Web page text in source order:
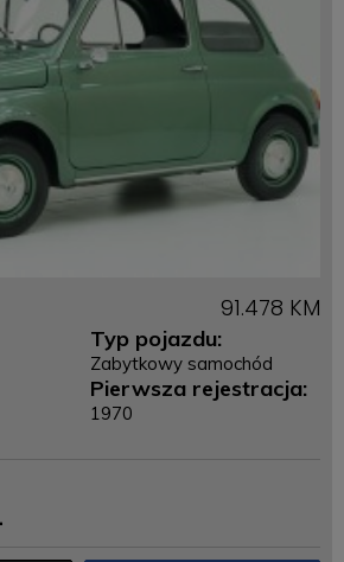
91.478 KM
Typ pojazdu:
Zabytkowy samochód
Pierwsza rejestracja:
1970